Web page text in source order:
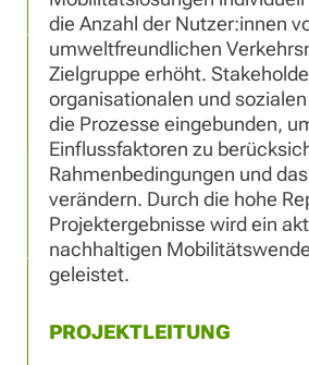
die Anzahl der Nutzer:innen
umweltfreundlichen
Zielgruppe erhöht.
organisationalen und
die Prozesse eingebunden,
Einflussfaktoren zu
Rahmenbedingungen und
verändern. Durch die hohe
Projektergebnisse wird ein
nachhaltigen
geleistet.
PROJEKTLEITUNG